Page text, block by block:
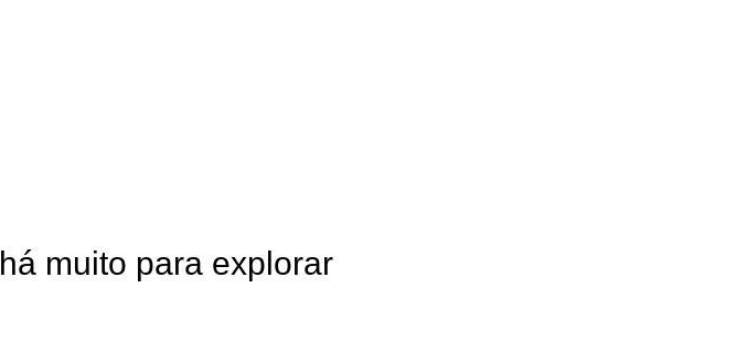
muito para explorar